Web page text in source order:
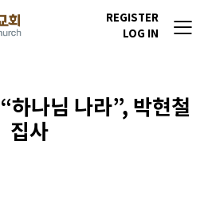
REGISTER
LOG IN
하나님 나라”, 박현철
집사